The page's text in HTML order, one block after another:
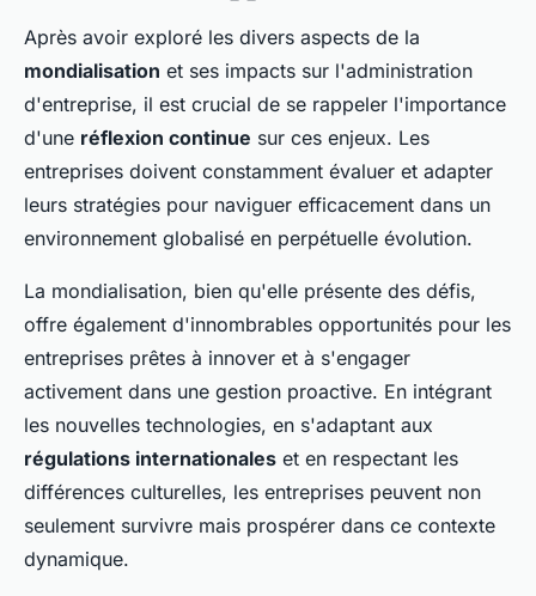
Après avoir exploré les divers aspects de la
mondialisation et ses impacts sur l'administration
d'entreprise, il est crucial de se rappeler l'importance
d'une réflexion continue sur ces enjeux. Les
entreprises doivent constamment évaluer et adapter
leurs stratégies pour naviguer efficacement dans un
environnement globalisé en perpétuelle évolution.
La mondialisation, bien qu'elle présente des défis,
offre également d'innombrables opportunités pour les
entreprises prêtes à innover et à s'engager
activement dans une gestion proactive. En intégrant
les nouvelles technologies, en s'adaptant aux
régulations internationales et en respectant les
différences culturelles, les entreprises peuvent non
seulement survivre mais prospérer dans ce contexte
dynamique.